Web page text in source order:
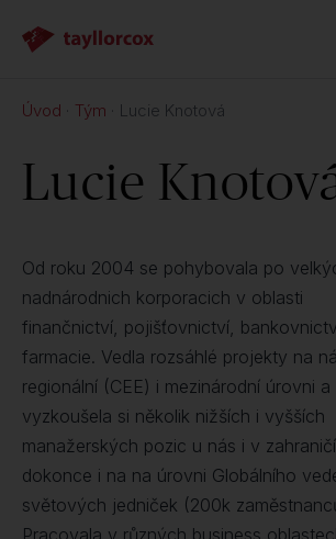
Úvod Tým Lucie Knotová
Lucie
Od roku 2004 se pohybovala po
nadnárodnich korporacich v oblasti
finančnictví, pojišťovnictví,
farmacie. Vedla rozsáhlé projekty na
regionální (CEE) i mezinárodní úrovni a
vyzkoušela si několik nižších i vyšších
manažerských pozic u nás i v
dokonce i na na úrovni Globálního
světových jedniček (200k
Pracovala v různých business